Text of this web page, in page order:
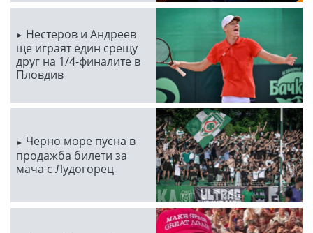
Нестеров и Андреев
ще играят един срещу
друг на 1/4-финалите в
Пловдив
Черно море пусна в
продажба билети за
мача с Лудогорец